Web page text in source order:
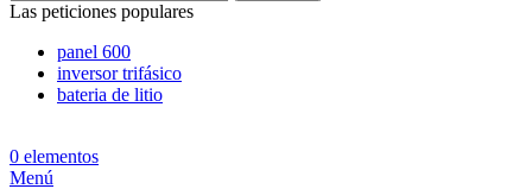
Las peticiones populares
panel 600
inversor trifásico
bateria de litio
0 elementos
Menú